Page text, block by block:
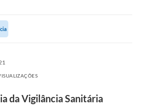
da Vigilância Sanitária